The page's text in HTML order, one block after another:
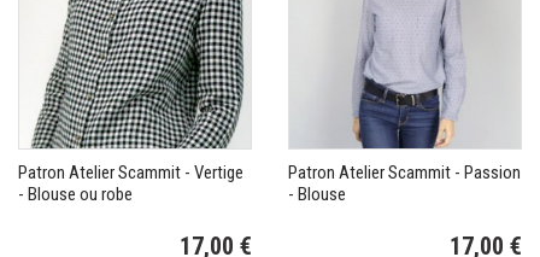
Patron Atelier Scammit - Vertige
- Blouse ou robe
17,00 €
Patron Atelier Scammit - Passion
- Blouse
17,00 €